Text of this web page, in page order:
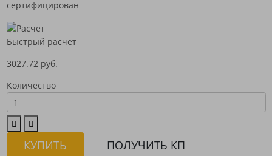
сертифицирован
Быстрый расчет
3027.72 руб.
Количество
КУПИТЬ ПОЛУЧИТЬ КП